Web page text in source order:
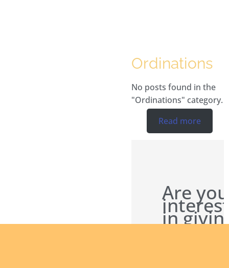
Ordinations
No posts found in the
"Ordinations" category.
Read more
Are you
in